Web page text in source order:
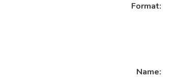
Format:
Name: